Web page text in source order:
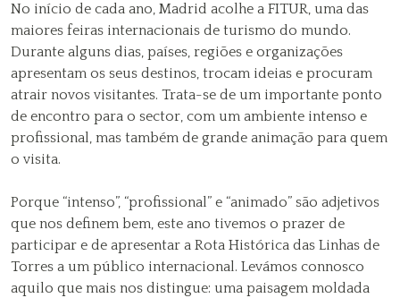
No início de cada ano, Madrid acolhe a FITUR, uma das
maiores feiras internacionais de turismo do mundo.
Durante alguns dias, países, regiões e organizações
apresentam os seus destinos, trocam ideias e procuram
atrair novos visitantes. Trata-se de um importante ponto
de encontro para o sector, com um ambiente intenso e
profissional, mas também de grande animação para quem
o visita.
Porque “intenso”, “profissional” e “animado” são adjetivos
que nos definem bem, este ano tivemos o prazer de
participar e de apresentar a Rota Histórica das Linhas de
Torres a um público internacional. Levámos connosco
aquilo que mais nos distingue: uma paisagem moldada